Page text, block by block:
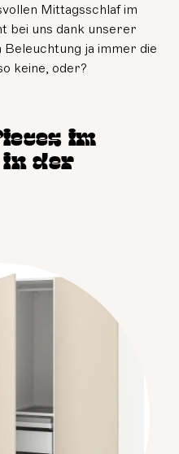
Mittagsschlaf im
bei uns dank unserer
ja immer die
keine, oder?
im
der